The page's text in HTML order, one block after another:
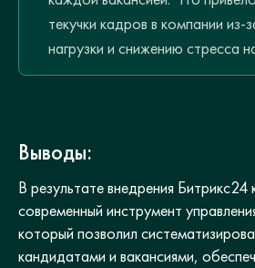
текучки кадров в компании из-
нагрузки и снижению стресса
Выводы:
В результате внедрения Битрикс24
современный инструмент
который позволил
кандидатами и вакансиями,